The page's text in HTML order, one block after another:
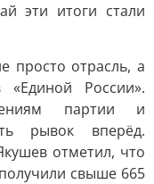
эти итоги стали
просто отрасль, а
России».
партии и
рывок вперёд.
отметил, что
свыше 665